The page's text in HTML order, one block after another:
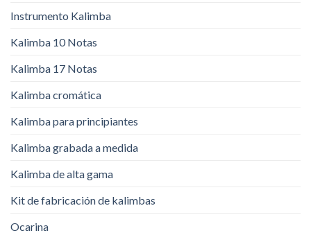
Instrumento Kalimba
Kalimba 10 Notas
Kalimba 17 Notas
Kalimba cromática
Kalimba para principiantes
Kalimba grabada a medida
Kalimba de alta gama
Kit de fabricación de kalimbas
Ocarina